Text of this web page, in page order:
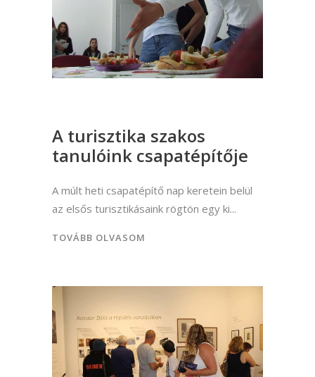
A turisztika szakos
tanulóink csapatépítője
A múlt heti csapatépítő nap keretein belül
az elsős turisztikásaink rögtön egy ki
TOVÁBB OLVASOM